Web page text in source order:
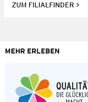
ZUM FILIALFINDER
MEHR ERLEBEN